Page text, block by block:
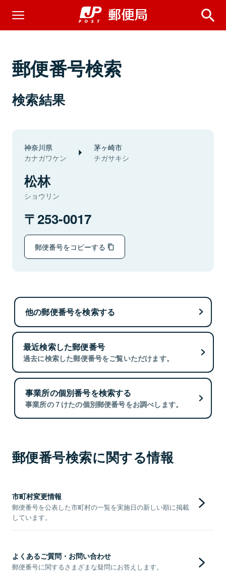
郵便番号検索
検索結果
神奈川県
カナガワケン
茅ヶ崎市
チガサキシ
松林
ショウリン
253-0017
郵便番号をコピーする
他の郵便番号を検索する
最近検索した郵便番号
過去に検索した郵便番号をご覧いただけます。
事業所の個別番号を検索する
事業所の７けたの個別郵便番号をお調べします。
郵便番号検索に関する情報
市町村変更情報
郵便番号を公表した市町村の一覧を実施日の新しい順に掲載
しています。
よくあるご質問・お問い合わせ
郵便番号に関するさまざまな疑問にお答えします。